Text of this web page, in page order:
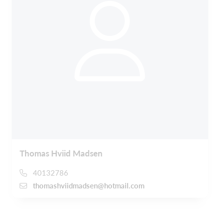
Thomas Hviid Madsen
40132786
thomashviidmadsen@hotmail.com